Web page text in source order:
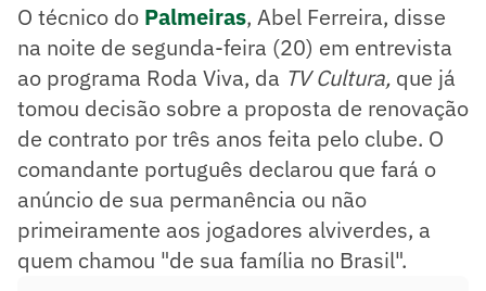
O técnico do Palmeiras, Abel Ferreira, disse
na noite de segunda-feira (20) em entrevista
ao programa Roda Viva, da TV Cultura, que já
tomou decisão sobre a proposta de renovação
de contrato por três anos feita pelo clube. O
comandante português declarou que fará o
anúncio de sua permanência ou não
primeiramente aos jogadores alviverdes, a
quem chamou "de sua família no Brasil".